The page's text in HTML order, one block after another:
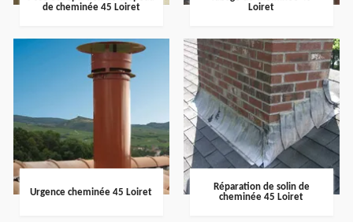
de cheminée 45 Loiret
Loiret
Urgence cheminée 45 Loiret
Réparation de solin de
cheminée 45 Loiret